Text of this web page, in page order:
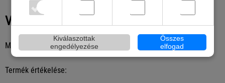
által használt más szolgáltatásokból gyűjtöttek.
Kiválaszottak
engedélyezése
Összes
elfogad
Vélemények
Még senki sem írt véleményt ehhez a termékhez
Termék értékelése: